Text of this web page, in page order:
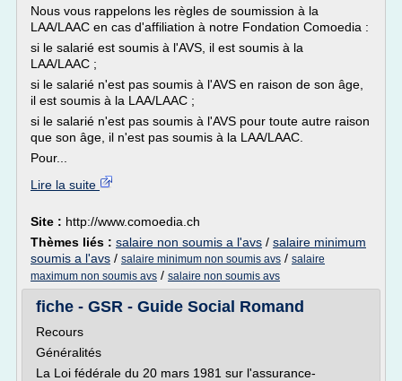
Nous vous rappelons les règles de soumission à la
LAA/LAAC en cas d'affiliation à notre Fondation Comoedia :
si le salarié est soumis à l'AVS, il est soumis à la
LAA/LAAC ;
si le salarié n'est pas soumis à l'AVS en raison de son âge,
il est soumis à la LAA/LAAC ;
si le salarié n'est pas soumis à l'AVS pour toute autre raison
que son âge, il n'est pas soumis à la LAA/LAAC.
Pour...
Lire la suite
Site : http://www.comoedia.ch
Thèmes liés : salaire non soumis a l'avs / salaire minimum
soumis a l'avs / salaire minimum non soumis avs / salaire
maximum non soumis avs / salaire non soumis avs
fiche - GSR - Guide Social Romand
Recours
Généralités
La Loi fédérale du 20 mars 1981 sur l'assurance-